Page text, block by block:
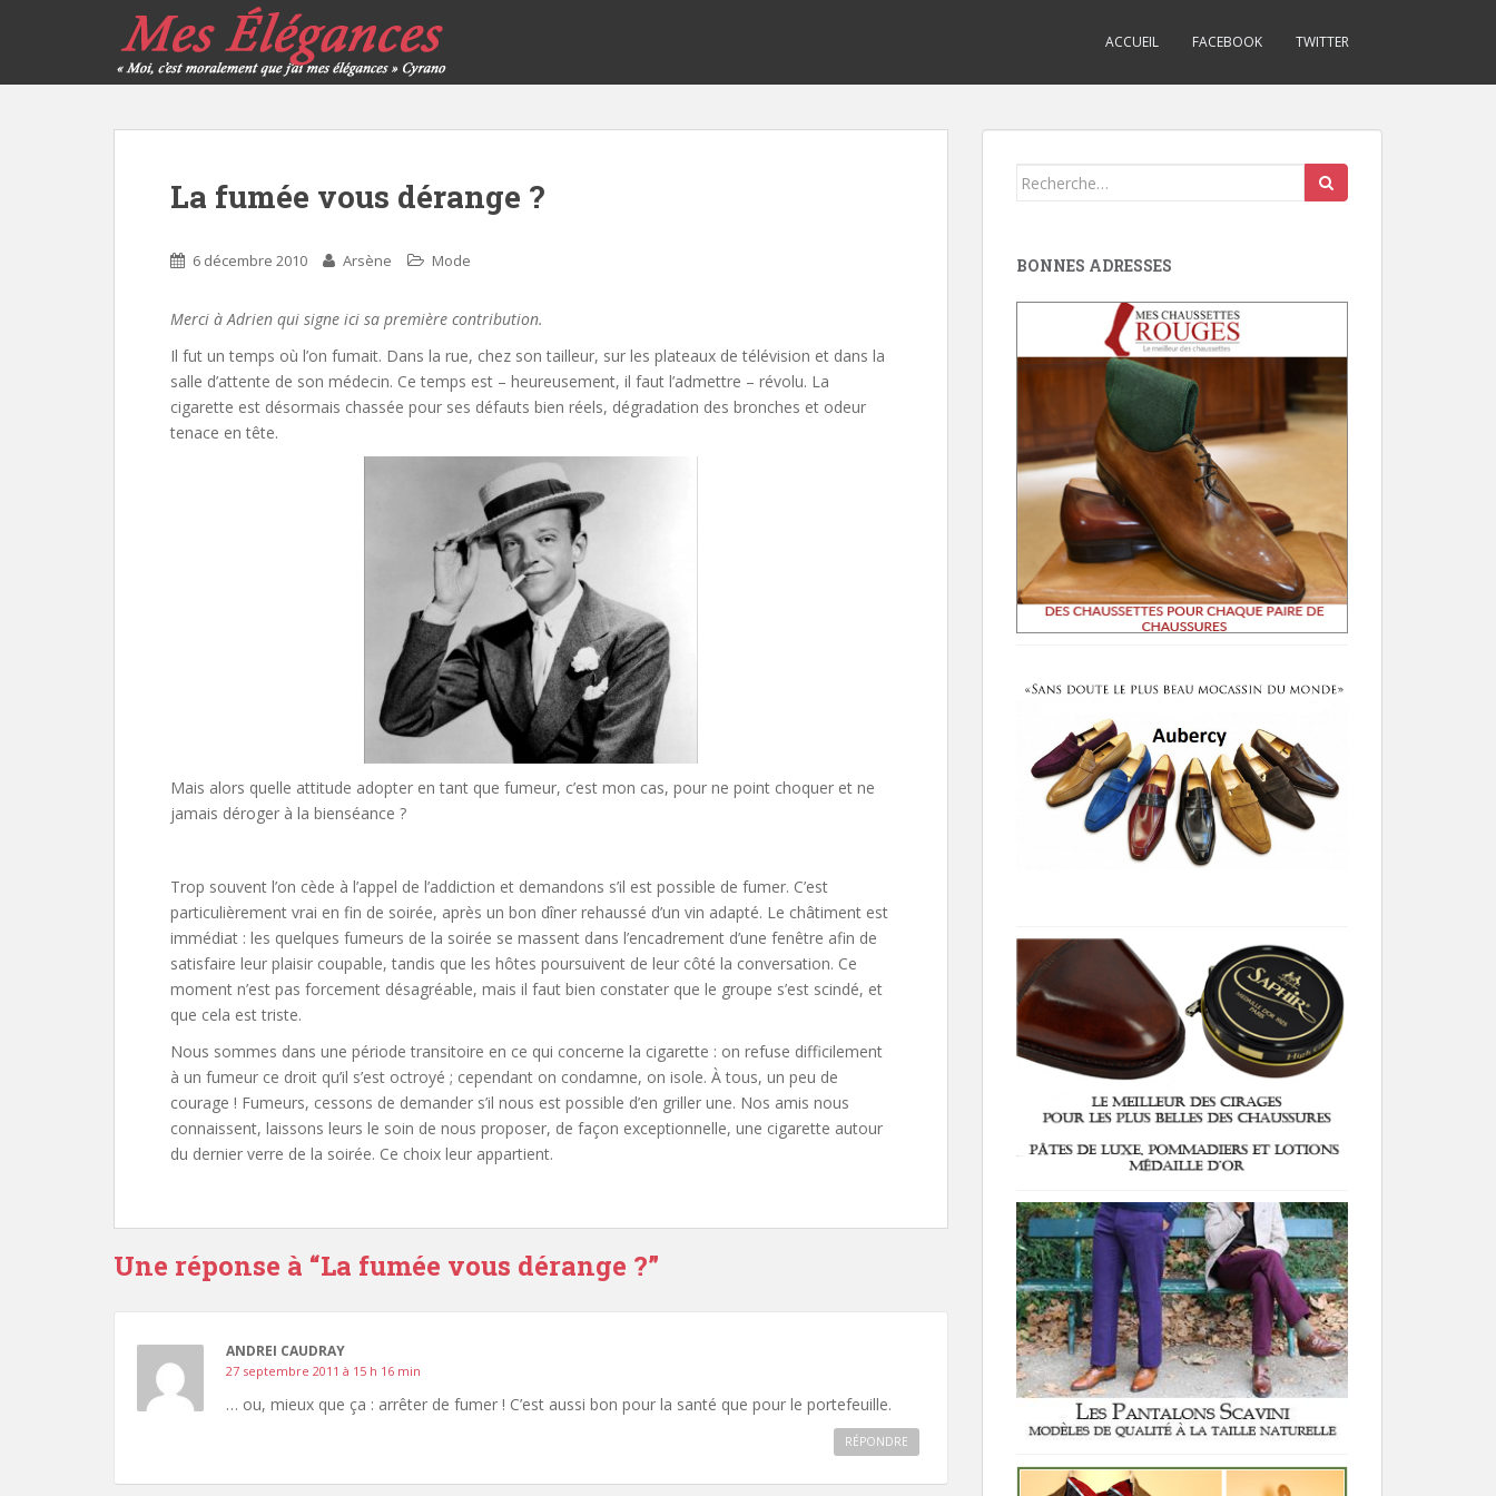
ACCUEIL FACEBOOK TWITTER
La fumée vous dérange ?
6 décembre 2010 Arsène Mode
Merci à Adrien qui signe ici sa première contribution.
Il fut un temps où l’on fumait. Dans la rue, chez son tailleur, sur les plateaux de télévision et dans la
salle d’attente de son médecin. Ce temps est – heureusement, il faut l’admettre – révolu. La
cigarette est désormais chassée pour ses défauts bien réels, dégradation des bronches et odeur
tenace en tête.
Mais alors quelle attitude adopter en tant que fumeur, c’est mon cas, pour ne point choquer et ne
jamais déroger à la bienséance ?
Trop souvent l’on cède à l’appel de l’addiction et demandons s’il est possible de fumer. C’est
particulièrement vrai en fin de soirée, après un bon dîner rehaussé d’un vin adapté. Le châtiment est
immédiat : les quelques fumeurs de la soirée se massent dans l’encadrement d’une fenêtre afin de
satisfaire leur plaisir coupable, tandis que les hôtes poursuivent de leur côté la conversation. Ce
moment n’est pas forcement désagréable, mais il faut bien constater que le groupe s’est scindé, et
que cela est triste.
Nous sommes dans une période transitoire en ce qui concerne la cigarette : on refuse difficilement
à un fumeur ce droit qu’il s’est octroyé ; cependant on condamne, on isole. À tous, un peu de
courage ! Fumeurs, cessons de demander s’il nous est possible d’en griller une. Nos amis nous
connaissent, laissons leurs le soin de nous proposer, de façon exceptionnelle, une cigarette autour
du dernier verre de la soirée. Ce choix leur appartient.
Une réponse à “La fumée vous dérange ?”
ANDREI CAUDRAY
27 septembre 2011 à 15 h 16 min
… ou, mieux que ça : arrêter de fumer ! C’est aussi bon pour la santé que pour le portefeuille.
RÉPONDRE
Search
BONNES ADRESSES